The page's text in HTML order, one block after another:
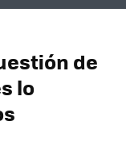
de
lo